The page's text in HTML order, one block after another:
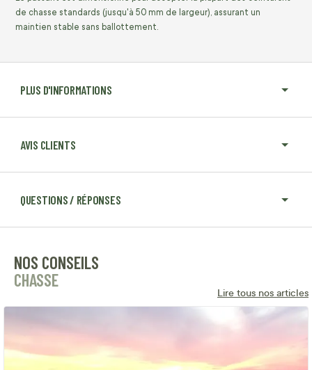
PLUS D'INFORMATIONS
AVIS CLIENTS
QUESTIONS / RÉPONSES
de chasse standards (jusqu'à 50 mm de largeur), assurant un
maintien stable sans ballottement.
NOS CONSEILS
CHASSE
Lire tous nos articles